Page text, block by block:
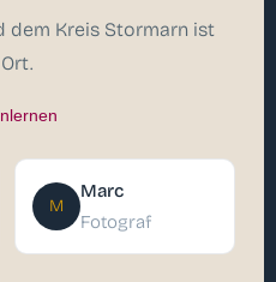
dem Kreis Stormarn ist
M
Marc
Fotograf